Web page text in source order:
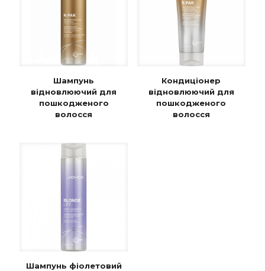
Шампунь
відновлюючий для
пошкодженого
волосся
Кондиціонер
відновлюючий для
пошкодженого
волосся
Шампунь фіолетовий